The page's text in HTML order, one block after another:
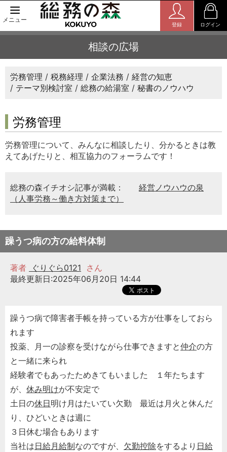
メニュー
登録 ログイン
相談の広場
労務管理 税務経理 企業法務
経営の知恵
テーマ別検討室
総務の給湯室 秘書のノウハウ
労務管理
労務管理について、みんなに相談したり、分かるときは教
えてあげたりと、相互協力のフォーラムです！
総務の森イチオシ記事が満載：
経営ノウハウの泉
（人事労務～働き方対策まで）
躁うつ病の方の給料体制
著者 ぐりぐら0121
さん
最終更新日:2025年06月20日 14:44
躁うつ病で障害者手帳を持っている方が仕事をしておら
れます
投薬、月一の診察を受けながら仕事できますと仲介の方
と一緒に来られ
経験者でもあったためきてもいました １年たちます
が、 休み明けが不安定で
土日の休日明け月はたいてい欠勤 最近は月火と休んだ
り、ひどいときは週に
３日休む場合もあります
当社は日給月給制なのですが、 欠勤控除をするより 日給